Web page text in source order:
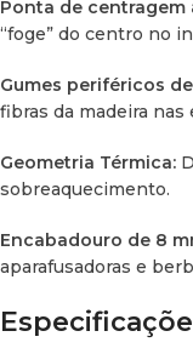
Ponta de
“foge” do centro no
Gumes periféricos
fibras da madeira
Geometria Térmica:
sobreaquecimento.
Encabadouro de 8
aparafusadoras e